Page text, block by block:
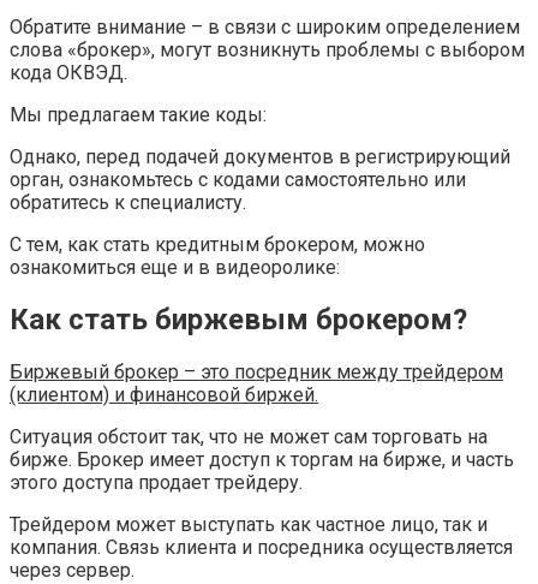
Обратите внимание – в связи с широким определением
слова «брокер», могут возникнуть проблемы с выбором
кода ОКВЭД.
Мы предлагаем такие коды:
Однако, перед подачей документов в регистрирующий
орган, ознакомьтесь с кодами самостоятельно или
обратитесь к специалисту.
С тем, как стать кредитным брокером, можно
ознакомиться еще и в видеоролике:
Как стать биржевым брокером?
Биржевый брокер – это посредник между трейдером
(клиентом) и финансовой биржей.
Ситуация обстоит так, что не может сам торговать на
бирже. Брокер имеет доступ к торгам на бирже, и часть
этого доступа продает трейдеру.
Трейдером может выступать как частное лицо, так и
компания. Связь клиента и посредника осуществляется
через сервер.